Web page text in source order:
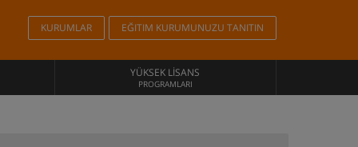
KURUMLAR EĞITIM KURUMUNUZU TANITIN
YÜKSEK LISANS
PROGRAMLARI